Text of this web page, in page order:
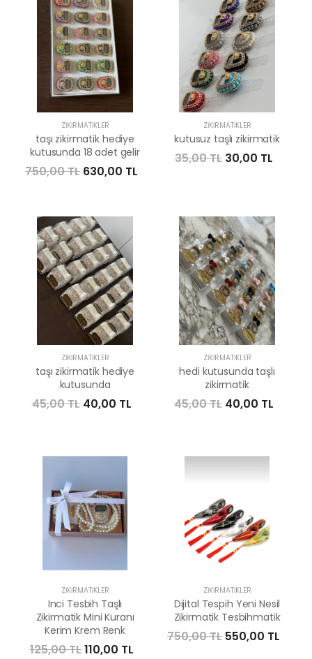
ZIKIRMATIKLER
taşı zikirmatik hediye
kutusunda 18 adet gelir
750,00 TL 630,00 TL
ZIKIRMATIKLER
kutusuz taşlı zikirmatik
35,00 TL 30,00 TL
ZIKIRMATIKLER
taşı zikirmatik hediye
kutusunda
45,00 TL 40,00 TL
ZIKIRMATIKLER
hedi kutusunda taşlı
zikirmatik
45,00 TL 40,00 TL
ZIKIRMATIKLER
Inci Tesbih Taşlı
Zikirmatik Mini Kuranı
Kerim Krem Renk
125,00 TL110,00 TL
ZIKIRMATIKLER
Dijital Tespih Yeni Nesil
Zikirmatik Tesbihmatik
750,00 TL 550,00 TL